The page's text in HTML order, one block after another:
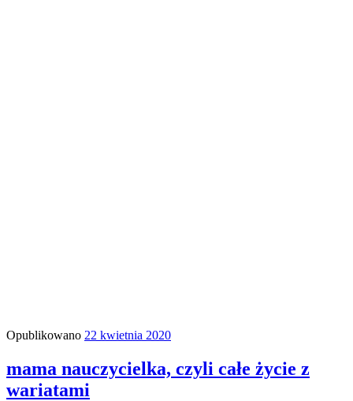
Opublikowano 22 kwietnia 2020
mama nauczycielka, czyli całe życie z
wariatami